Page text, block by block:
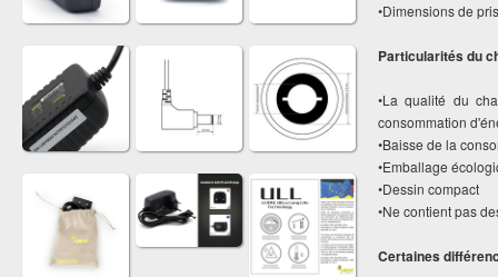
•Dimensions de
Particularités du
•La qualité du
consommation
•Baisse de la
•Emballage
•Dessin compact
•Ne contient pas
Certaines